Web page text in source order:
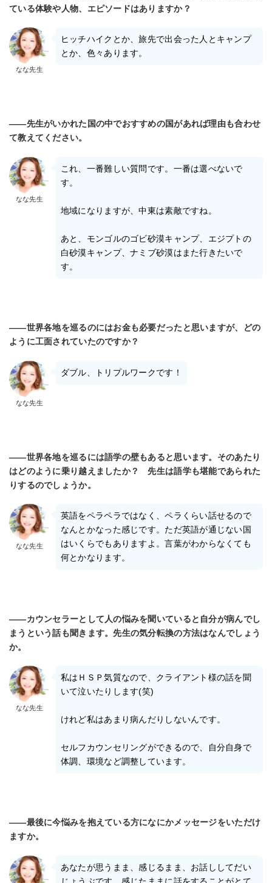
ている体験や人物、エピソードはありますか？
なな先生
ヒッチハイクとか、旅先で出会った人とキャンプ
とか、色々あります。
――先生がいかれた国の中でおすすめの国があれば理由も合わせ
て教えてください。
なな先生
これ、一番難しい質問です。一番は選べないで
す。
地域になりますが、中東は素敵ですね。
あと、モンゴルのゴビ砂漠キャンプ、エジプトの
白砂漠キャンプ、ナミブ砂漠はまた行きたいで
す。
――世界各地を巡るのにはお金も必要だったと思いますが、どの
ように工面されていたのですか？
なな先生
ダブル、トリプルワークです！
――世界各地を巡るには語学の壁もあると思います。そのあたり
はどのように乗り越えましたか？ 先生は語学も堪能であられた
りするのでしょうか。
なな先生
英語をペラペラではなく、ペラくらい話せるので
なんとかなった感じです。ただ英語が通じない国
はいくらでもありますよ。言葉がわからなくても
何とかなります。
――カウンセラーとして人の悩みを聞いていると自分が病んでし
まうという話も聞きます。先生の気分転換の方法はなんでしょう
か。
なな先生
私はＨＳＰ気質なので、クライアント様の話を聞
いて泣いたりします(笑)
けれど私はあまり病んだりしないんです。
セルフカウンセリングができるので、自分自身で
体調、環境など調整しています。
――最後に今悩みを抱えている方になにかメッセージをいただけ
ますか。
あなたが思うまま、感じるまま、お話ししてだい